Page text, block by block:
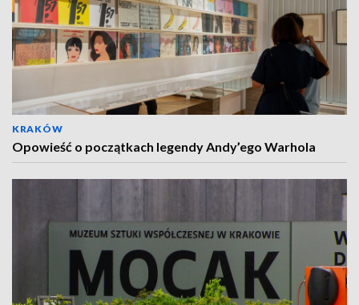
KRAKÓW
Opowieść o początkach legendy Andy’ego Warhola